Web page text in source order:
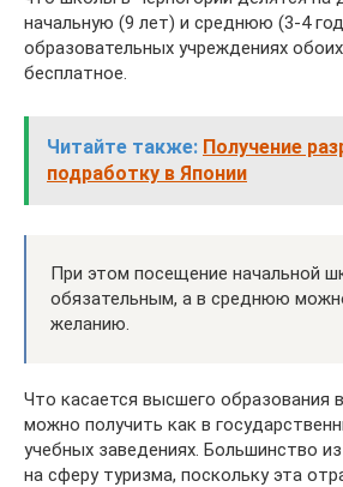
начальную (9 лет) и среднюю (3-4
образовательных учреждениях
бесплатное.
Читайте также: Получение
подработку в Японии
При этом посещение начальной
обязательным, а в среднюю
желанию.
Что касается высшего образования
можно получить как в
учебных заведениях. Большинство
на сферу туризма, поскольку эта